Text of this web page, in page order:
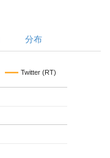
分布
Twitter (RT)